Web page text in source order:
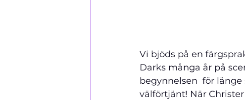
Vi bjöds på en
Darks många år på
begynnelsen  för
välförtjänt! När